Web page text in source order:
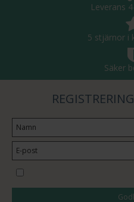
Leverans
5 stjärnor i
Säker